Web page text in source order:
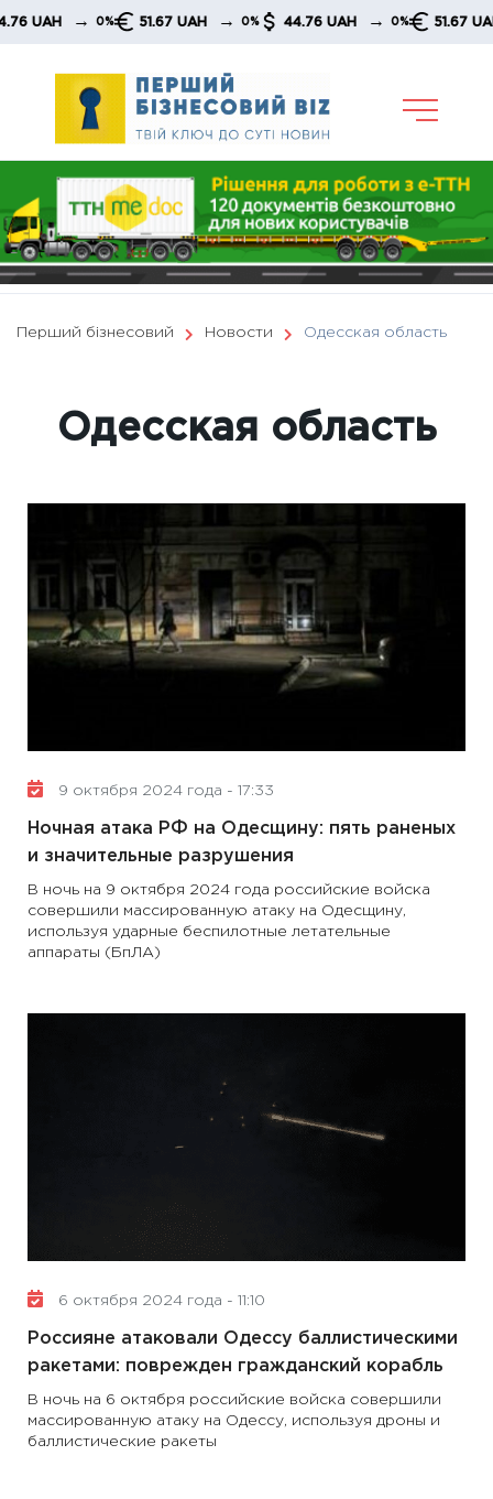
Skip
0% 51.67 UAH → 0% 44.76 UAH → 0% 51.67 UAH → 0%
Перший бізнесовий Новости Одесская область
Одесская область
9 октября 2024 года - 17:33
Ночная атака РФ на Одесщину: пять раненых
и значительные разрушения
В ночь на 9 октября 2024 года российские войска
совершили массированную атаку на Одесщину,
используя ударные беспилотные летательные
аппараты (БпЛА)
6 октября 2024 года - 11:10
Россияне атаковали Одессу баллистическими
ракетами: поврежден гражданский корабль
В ночь на 6 октября российские войска совершили
массированную атаку на Одессу, используя дроны и
баллистические ракеты